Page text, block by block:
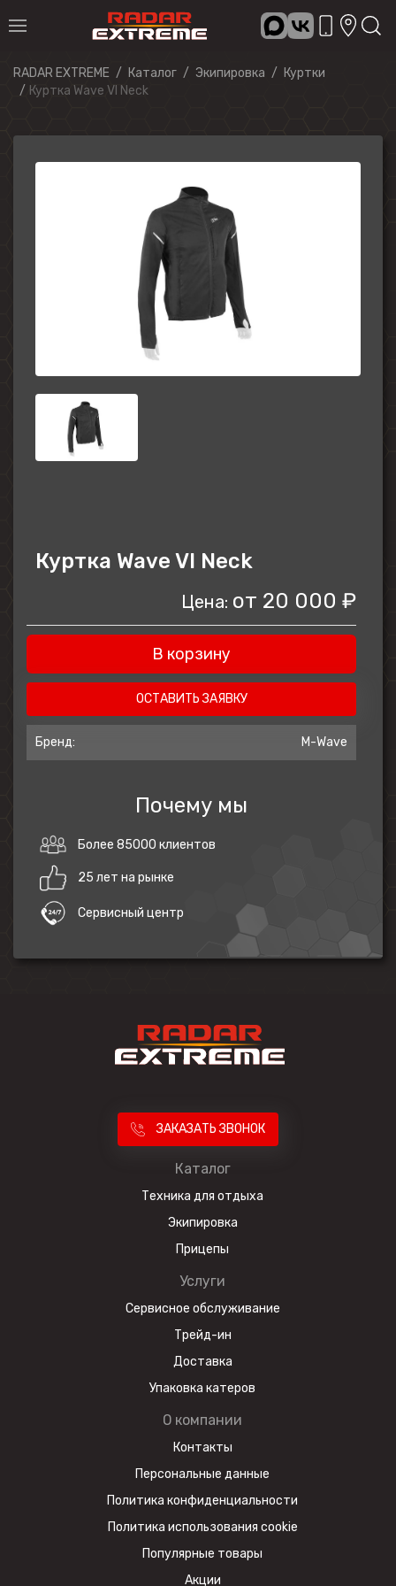
RADAR EXTREME Каталог Экипировка
Куртки
Куртка Wave VI Neck
Куртка Wave VI Neck
Цена: от 20 000 ₽
В корзину
ОСТАВИТЬ ЗАЯВКУ
Бренд: M-Wave
Почему мы
Более 85000 клиентов
25 лет на рынке
Сервисный центр
ЗАКАЗАТЬ ЗВОНОК
Каталог
Техника для отдыха
Экипировка
Прицепы
Услуги
Сервисное обслуживание
Трейд-ин
Доставка
Упаковка катеров
О компании
Контакты
Персональные данные
Политика конфиденциальности
Политика использования cookie
Популярные товары
Акции